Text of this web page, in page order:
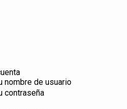
nombre de usuario
contraseña